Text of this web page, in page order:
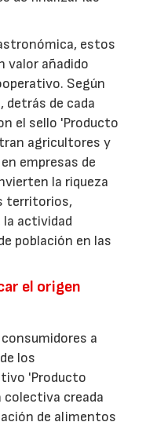
estos
valor añadido
Según
detrás de cada
el sello 'Producto
agricultores y
empresas de
la riqueza
territorios,
la actividad
población en las
el origen
a
los
'Producto
colectiva creada
de alimentos